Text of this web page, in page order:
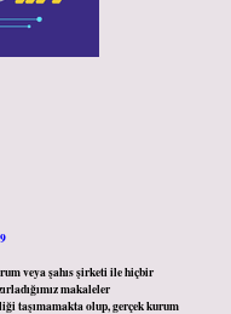
veya şahıs şirketi ile hiçbir
makaleler
taşımamakta olup, gerçek kurum